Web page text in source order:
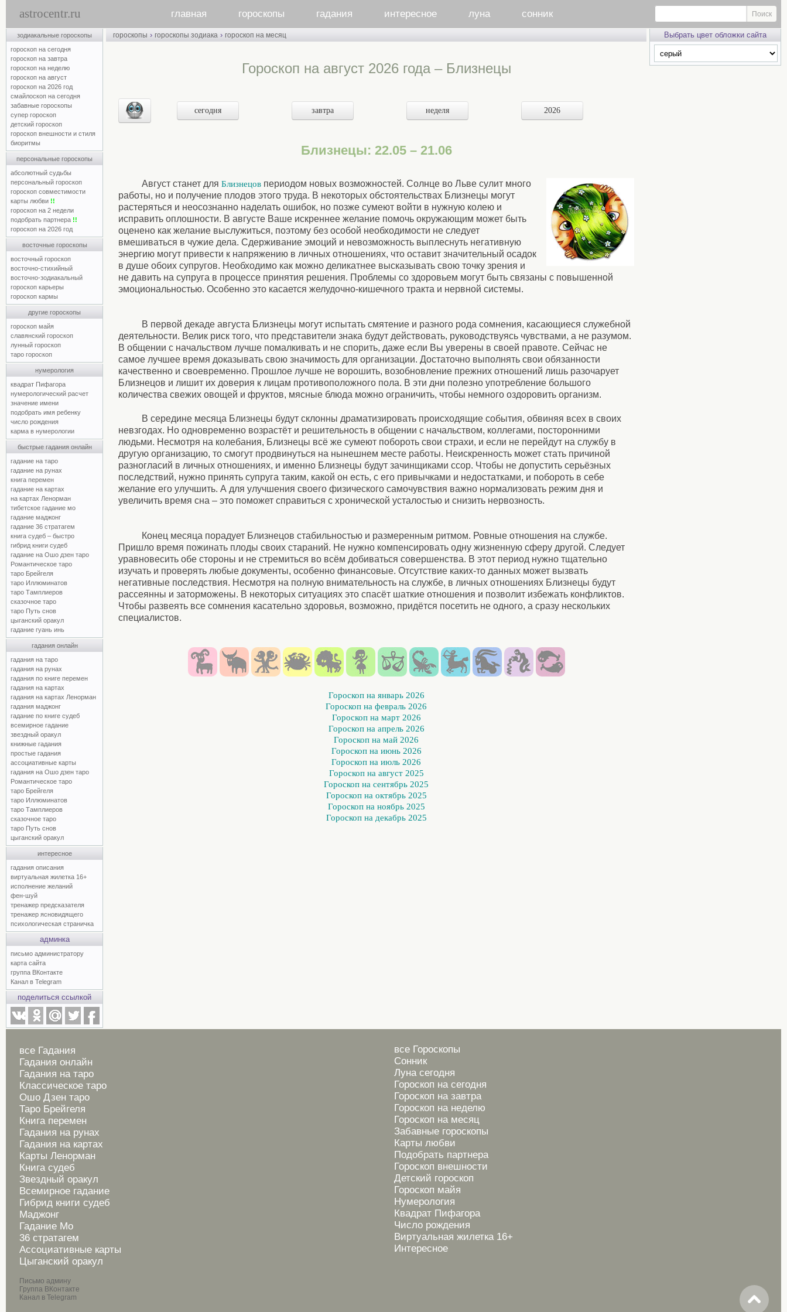
astrocentr.ru главная гороскопы гадания интересное луна сонник
зодиакальные гороскопы
гороскоп на сегодня
гороскоп на завтра
гороскоп на неделю
гороскоп на август
гороскоп на 2026 год
смайлоскоп на сегодня
забавные гороскопы
супер гороскоп
детский гороскоп
гороскоп внешности и стиля
биоритмы
персональные гороскопы
абсолютный судьбы
персональный гороскоп
гороскоп совместимости
карты любви !!
гороскоп на 2 недели
подобрать партнера !!
гороскоп на 2026 год
восточные гороскопы
восточный гороскоп
восточно-стихийный
восточно-зодиакальный
гороскоп карьеры
гороскоп кармы
другие гороскопы
гороскоп майя
славянский гороскоп
лунный гороскоп
таро гороскоп
нумерология
квадрат Пифагора
нумерологический расчет
значение имени
подобрать имя ребенку
число рождения
карма в нумерологии
быстрые гадания онлайн
гадание на таро
гадание на рунах
книга перемен
гадание на картах
на картах Ленорман
тибетское гадание мо
гадание маджонг
гадание 36 стратагем
книга судеб – быстро
гибрид книги судеб
гадание на Ошо дзен таро
Романтическое таро
таро Брейгеля
таро Иллюминатов
таро Тамплиеров
сказочное таро
таро Путь снов
цыганский оракул
гадание гуань инь
гадания онлайн
гадания на таро
гадания на рунах
гадания по книге перемен
гадания на картах
гадания на картах Ленорман
гадания маджонг
гадание по книге судеб
всемирное гадание
звездный оракул
книжные гадания
простые гадания
ассоциативные карты
гадания на Ошо дзен таро
Романтическое таро
таро Брейгеля
таро Иллюминатов
таро Тамплиеров
сказочное таро
таро Путь снов
цыганский оракул
интересное
гадания описания
виртуальная жилетка 16+
исполнение желаний
фен-шуй
тренажер предсказателя
тренажер ясновидящего
психологическая страничка
админка
письмо администратору
карта сайта
группа ВКонтакте
Канал в Telegram
поделиться ссылкой
гороскопы › гороскопы зодиака › гороскоп на месяц
Гороскоп на август 2026 года – Близнецы
сегодня завтра неделя 2026
Близнецы: 22.05 – 21.06
Август станет для Близнецов периодом новых возможностей. Солнце во Льве сулит много
работы, но и получение плодов этого труда. В некоторых обстоятельствах Близнецы могут
растеряться и неосознанно наделать ошибок, но позже сумеют войти в нужную колею и
исправить оплошности. В августе Ваше искреннее желание помочь окружающим может быть
оценено как желание выслужиться, поэтому без особой необходимости не следует
вмешиваться в чужие дела. Сдерживание эмоций и невозможность выплеснуть негативную
энергию могут привести к напряжению в личных отношениях, что оставит значительный осадок
в душе обоих супругов. Необходимо как можно деликатнее высказывать свою точку зрения и
не давить на супруга в процессе принятия решения. Проблемы со здоровьем могут быть связаны с повышенной
эмоциональностью. Особенно это касается желудочно-кишечного тракта и нервной системы.
В первой декаде августа Близнецы могут испытать смятение и разного рода сомнения, касающиеся служебной
деятельности. Велик риск того, что представители знака будут действовать, руководствуясь чувствами, а не разумом.
В общении с начальством лучше помалкивать и не спорить, даже если Вы уверены в своей правоте. Сейчас не
самое лучшее время доказывать свою значимость для организации. Достаточно выполнять свои обязанности
качественно и своевременно. Прошлое лучше не ворошить, возобновление прежних отношений лишь разочарует
Близнецов и лишит их доверия к лицам противоположного пола. В эти дни полезно употребление большого
количества свежих овощей и фруктов, мясные блюда можно ограничить, чтобы немного оздоровить организм.
В середине месяца Близнецы будут склонны драматизировать происходящие события, обвиняя всех в своих
невзгодах. Но одновременно возрастёт и решительность в общении с начальством, коллегами, посторонними
людьми. Несмотря на колебания, Близнецы всё же сумеют побороть свои страхи, и если не перейдут на службу в
другую организацию, то смогут продвинуться на нынешнем месте работы. Неискренность может стать причиной
разногласий в личных отношениях, и именно Близнецы будут зачинщиками ссор. Чтобы не допустить серьёзных
последствий, нужно принять супруга таким, какой он есть, с его привычками и недостатками, и побороть в себе
желание его улучшить. А для улучшения своего физического самочувствия важно нормализовать режим дня и
увеличить время сна – это поможет справиться с хронической усталостью и снизить нервозность.
Конец месяца порадует Близнецов стабильностью и размеренным ритмом. Ровные отношения на службе.
Пришло время пожинать плоды своих стараний. Не нужно компенсировать одну жизненную сферу другой. Следует
уравновесить обе стороны и не стремиться во всём добиваться совершенства. В этот период нужно тщательно
изучать и проверять любые документы, особенно финансовые. Отсутствие каких-то данных может вызвать
негативные последствия. Несмотря на полную внимательность на службе, в личных отношениях Близнецы будут
рассеянны и заторможены. В некоторых ситуациях это спасёт шаткие отношения и позволит избежать конфликтов.
Чтобы развеять все сомнения касательно здоровья, возможно, придётся посетить не одного, а сразу нескольких
специалистов.
Гороскоп на январь 2026
Гороскоп на февраль 2026
Гороскоп на март 2026
Гороскоп на апрель 2026
Гороскоп на май 2026
Гороскоп на июнь 2026
Гороскоп на июль 2026
Гороскоп на август 2025
Гороскоп на сентябрь 2025
Гороскоп на октябрь 2025
Гороскоп на ноябрь 2025
Гороскоп на декабрь 2025
Выбрать цвет обложки сайта
все Гадания
Гадания онлайн
Гадания на таро
Классическое таро
Ошо Дзен таро
Таро Брейгеля
Книга перемен
Гадания на рунах
Гадания на картах
Карты Ленорман
Книга судеб
Звездный оракул
Всемирное гадание
Гибрид книги судеб
Маджонг
Гадание Мо
36 стратагем
Ассоциативные карты
Цыганский оракул
Письмо админу
Группа ВКонтакте
Канал в Telegram
все Гороскопы
Сонник
Луна сегодня
Гороскоп на сегодня
Гороскоп на завтра
Гороскоп на неделю
Гороскоп на месяц
Забавные гороскопы
Карты любви
Подобрать партнера
Гороскоп внешности
Детский гороскоп
Гороскоп майя
Нумерология
Квадрат Пифагора
Число рождения
Виртуальная жилетка 16+
Интересное